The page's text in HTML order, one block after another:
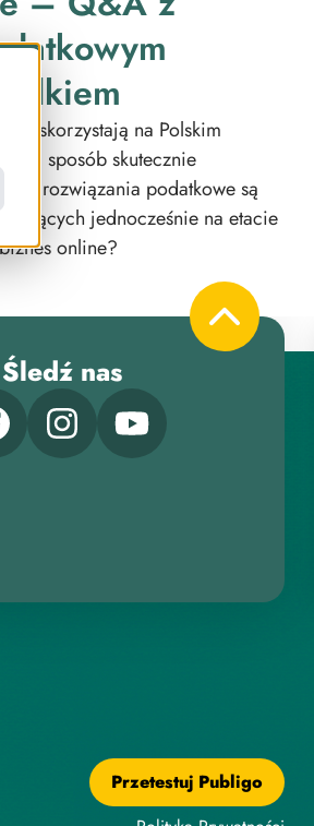
skorzystają na Polskim
jaki sposób skutecznie
rozwiązania podatkowe są
jednocześnie na etacie
online?
Śledź nas
Przetestuj Publigo